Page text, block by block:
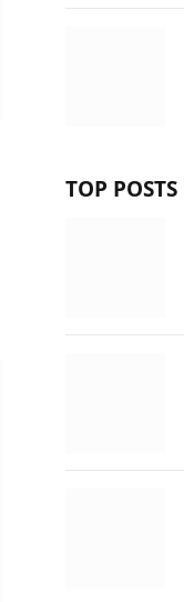
TOP POSTS